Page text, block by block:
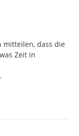
mitteilen, dass die
Zeit in